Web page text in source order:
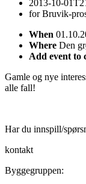
2013-10-
for Bruvik-
When
Where Den
Add event to
Gamle og nye
alle fall!
Har du innspill/
kontakt
Byggegruppen: